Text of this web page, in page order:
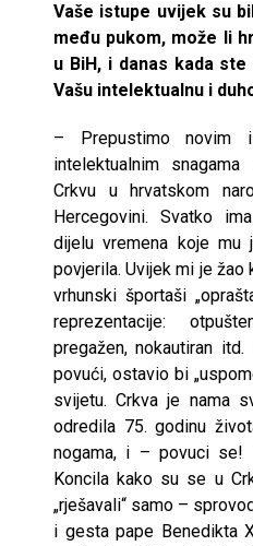
Vaše istupe uvijek su
među pukom, može li
u BiH, i danas kada
Vašu intelektualnu i
– Prepustimo novim
intelektualnim
Crkvu u hrvatskom
Hercegovini. Svatko
dijelu vremena koje
povjerila. Uvijek mi je žao
vrhunski športaši
reprezentacije:
pregažen, nokautiran
povući, ostavio bi
svijetu. Crkva je nama
odredila 75. godinu
nogama, i – povuci se!
Koncila kako su se u
„rješavali“ samo –
i gesta pape Benedikta